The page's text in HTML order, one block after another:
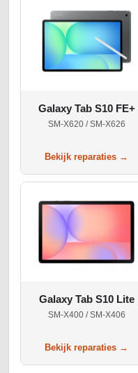
Galaxy Tab S10 FE+
SM-X620 / SM-X626
Bekijk reparaties →
Galaxy Tab S10 Lite
SM-X400 / SM-X406
Bekijk reparaties →